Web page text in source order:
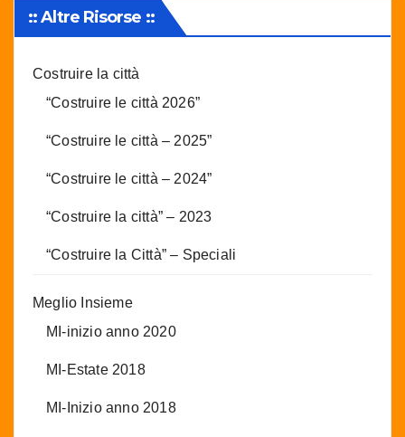
:: Altre Risorse ::
Costruire la città
“Costruire le città 2026”
“Costruire le città – 2025”
“Costruire le città – 2024”
“Costruire la città” – 2023
“Costruire la Città” – Speciali
Meglio Insieme
MI-inizio anno 2020
MI-Estate 2018
MI-Inizio anno 2018